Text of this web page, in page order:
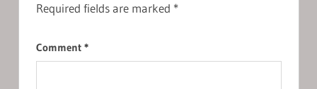
Required fields are marked *
Comment *